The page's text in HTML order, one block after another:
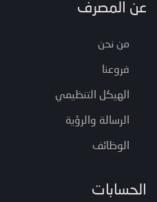
عن المصرف
من نحن
فروعنا
الهيكل التنظيمي
الرسالة والرؤية
الوظائف
الحسابات